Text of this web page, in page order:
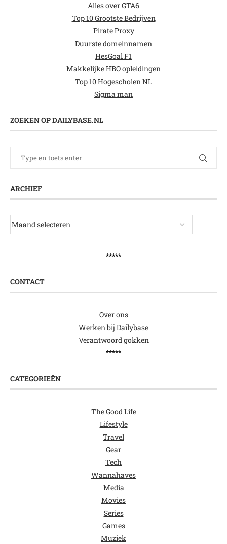
Alles over GTA6
Top 10 Grootste Bedrijven
Pirate Proxy
Duurste domeinnamen
HesGoal F1
Makkelijke HBO opleidingen
Top 10 Hogescholen NL
Sigma man
ZOEKEN OP DAILYBASE.NL
ARCHIEF
*****
CONTACT
Over ons
Werken bij Dailybase
Verantwoord gokken
*****
CATEGORIEËN
The Good Life
Lifestyle
Travel
Gear
Tech
Wannahaves
Media
Movies
Series
Games
Muziek